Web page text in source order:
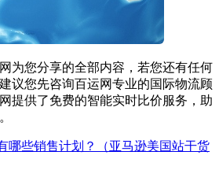
您分享的全部内容，若您还有任何
议您先咨询百运网专业的国际物流顾
提供了免费的智能实时比价服务，助
哪些销售计划？（亚马逊美国站干货